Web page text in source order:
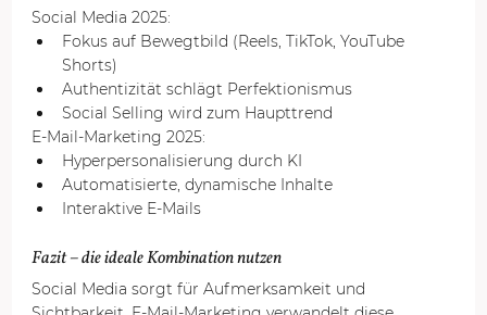
Social Media 2025:
Fokus auf Bewegtbild (Reels, TikTok, YouTube
Shorts)
Authentizität schlägt Perfektionismus
Social Selling wird zum Haupttrend
E-Mail-Marketing 2025:
Hyperpersonalisierung durch KI
Automatisierte, dynamische Inhalte
Interaktive E-Mails
Fazit – die ideale Kombination nutzen
Social Media sorgt für Aufmerksamkeit und